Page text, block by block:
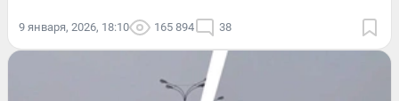
9 января, 2026, 18:10 165 894 38